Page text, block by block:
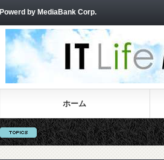
Powerd by MediaBank Corp.
ホーム